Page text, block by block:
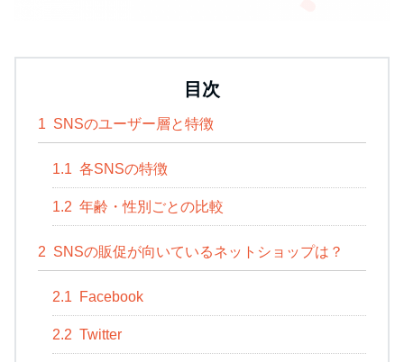
目次
1 SNSのユーザー層と特徴
1.1 各SNSの特徴
1.2 年齢・性別ごとの比較
2 SNSの販促が向いているネットショップは？
2.1 Facebook
2.2 Twitter